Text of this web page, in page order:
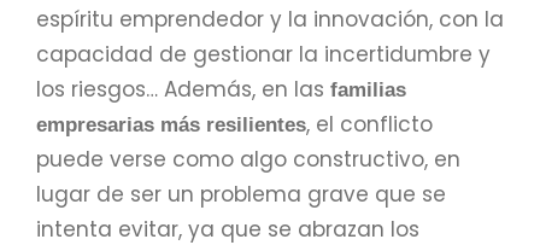
espíritu emprendedor y la innovación, con la
capacidad de gestionar la incertidumbre y
los riesgos… Además, en las familias
empresarias más resilientes, el conflicto
puede verse como algo constructivo, en
lugar de ser un problema grave que se
intenta evitar, ya que se abrazan los